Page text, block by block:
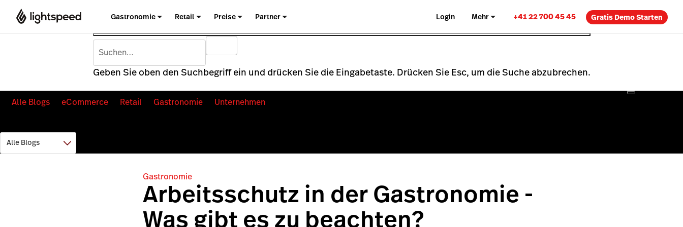
Gastronomie Retail Preise Partner Login Mehr +41 22 700 45 45 Gratis Demo Starten
Geben Sie oben den Suchbegriff ein und drücken Sie die Eingabetaste. Drücken Sie Esc, um die Suche abzubrechen.
Alle Blogs eCommerce Retail Gastronomie Unternehmen
Gastronomie
Arbeitsschutz in der Gastronomie -
Was gibt es zu beachten?